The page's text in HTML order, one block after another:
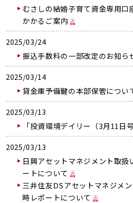
むさしの結婚子育て資金専用口
かかるご案内
2025/03/24
振込手数料の一部改定のお知ら
2025/03/14
貸金庫予備鍵の本部保管につい
2025/03/13
「投資環境デイリー（3月11日号
2025/03/13
日興アセットマネジメント取扱
ートについて
三井住友DSアセットマネジメ
時レポートについて